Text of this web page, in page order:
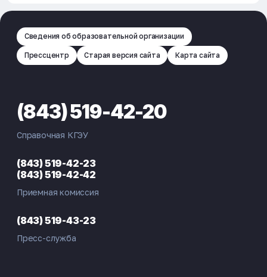
Сведения об образовательной организации
Прессцентр Старая версия сайта Карта сайта
(843) 519-42-20
Справочная КГЭУ
(843) 519-42-23
(843) 519-42-42
Приемная комиссия
(843) 519-43-23
Пресс-служба